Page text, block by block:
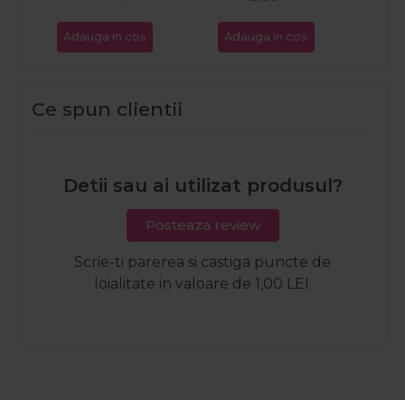
Adauga in cos Adauga in cos
Ce spun clientii
Detii sau ai utilizat produsul?
Posteaza review
Scrie-ti parerea si castiga puncte de
loialitate in valoare de 1,00 LEI.